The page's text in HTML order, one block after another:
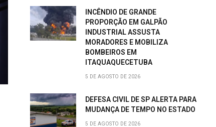
INCÊNDIO DE GRANDE
PROPORÇÃO EM GALPÃO
INDUSTRIAL ASSUSTA
MORADORES E MOBILIZA
BOMBEIROS EM
ITAQUAQUECETUBA
5 DE AGOSTO DE 2026
DEFESA CIVIL DE SP ALERTA PARA
MUDANÇA DE TEMPO NO ESTADO
5 DE AGOSTO DE 2026